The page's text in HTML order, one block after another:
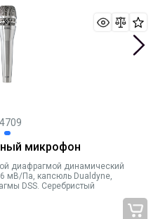
микрофон
диафрагмой динамический
мВ/Па, капсюль Dualdyne,
DSS. Серебристый